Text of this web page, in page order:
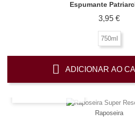
Espumante
3,95 €
750ml
ADICIONAR AO
Raposeira